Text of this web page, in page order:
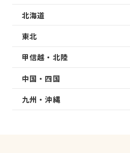
北海道
東北
甲信越・北陸
中国・四国
九州・沖縄